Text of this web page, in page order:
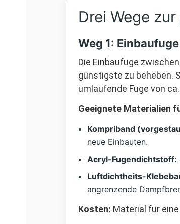
Drei Wege
Weg 1:
Die Einbaufuge
günstigste zu beheben.
umlaufende Fuge von
Geeignete Materialien
Kompriband
neue Einbauten.
Acryl-Fugendichtstoff:
Luftdichtheits-
angrenzende
Kosten: Material für